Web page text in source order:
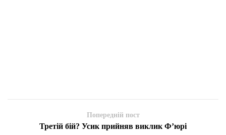
Попередній пост
Третій бій? Усик прийняв виклик Ф’юрі